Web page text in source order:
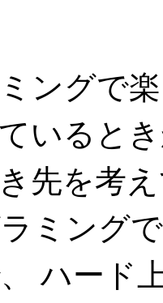
ングで
いると
先を考
ミング
ハード